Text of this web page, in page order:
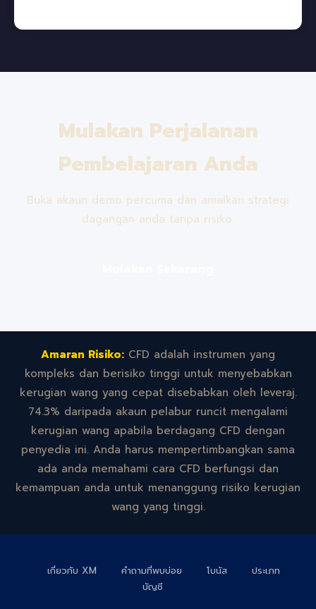
Mulakan Perjalanan
Pembelajaran Anda
Buka akaun demo percuma dan amalkan strategi
dagangan anda tanpa risiko.
Amaran Risiko: CFD adalah instrumen yang
kompleks dan berisiko tinggi untuk menyebabkan
kerugian wang yang cepat disebabkan oleh leveraj.
74.3% daripada akaun pelabur runcit mengalami
kerugian wang apabila berdagang CFD dengan
penyedia ini. Anda harus mempertimbangkan sama
ada anda memahami cara CFD berfungsi dan
kemampuan anda untuk menanggung risiko kerugian
wang yang tinggi.
เกี่ยวกับ XM คำถามที่พบบ่อย โบนัส
ประเภท
บัญชี